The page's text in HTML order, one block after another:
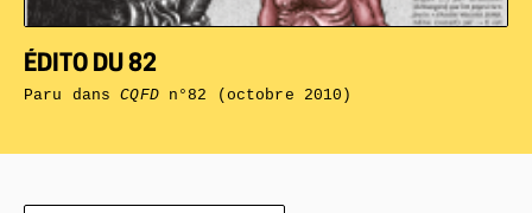
ÉDITO DU 82
Paru dansCQFDn°82 (octobre 2010)